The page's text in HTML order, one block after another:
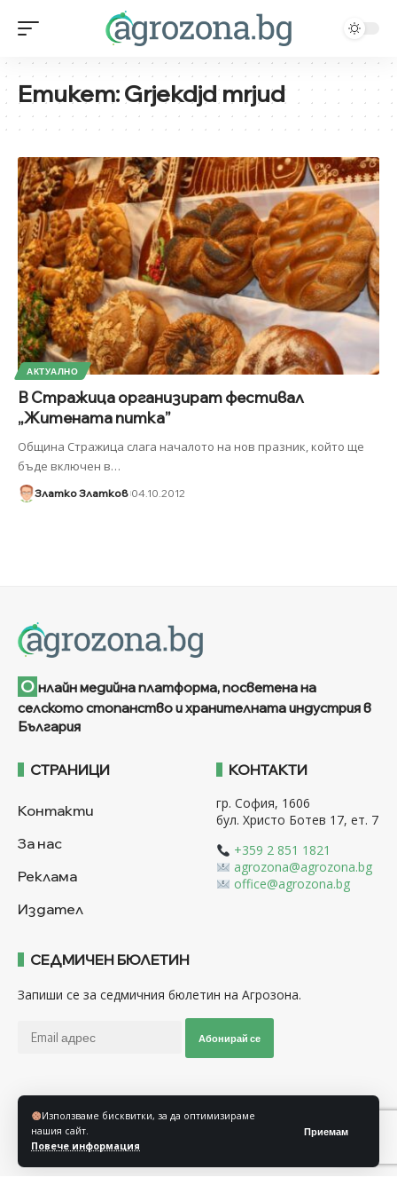
Използваме бисквитки, за да оптимизираме
нашия сайт.
Повече информация
Приемам
Етикет:Grjekdjd mrjud
АКТУАЛНО
В Стражица организират фестивал
„Житената питка”
Община Стражица слага началото на нов празник, който ще
бъде включен в…
Златко Златков 04.10.2012
О нлайн медийна платформа, посветена на
селското стопанство и хранителната индустрия в
България
СТРАНИЦИ
Контакти
За нас
Реклама
Издател
КОНТАКТИ
гр. София, 1606
бул. Христо Ботев 17, ет. 7
+359 2 851 1821
agrozona@agrozona.bg
office@agrozona.bg
СЕДМИЧЕН БЮЛЕТИН
Запиши се за седмичния бюлетин на Агрозона.
Абонирай се
Последвайте ни